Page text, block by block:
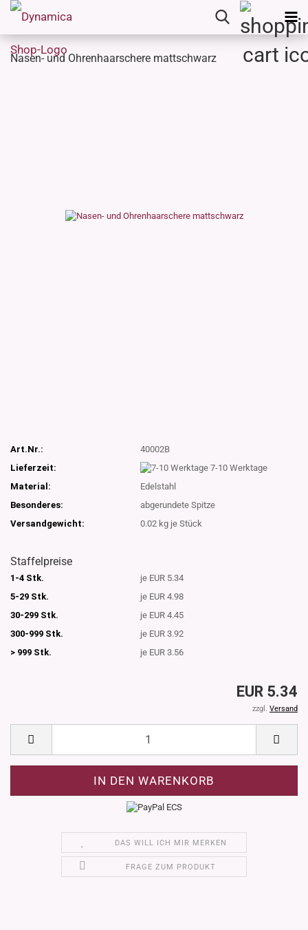
Nasen- und Ohrenhaarschere mattschwarz
Art.Nr.:
40002B
Lieferzeit:
7-10 Werktage
Material:
Edelstahl
Besonderes:
abgerundete Spitze
Versandgewicht:
0.02 kg je Stück
Staffelpreise
1-4 Stk.
je EUR 5.34
5-29 Stk.
je EUR 4.98
30-299 Stk.
je EUR 4.45
300-999 Stk.
je EUR 3.92
> 999 Stk.
je EUR 3.56
EUR 5.34
zzgl. Versand
DAS WILL ICH MIR MERKEN
FRAGE ZUM PRODUKT